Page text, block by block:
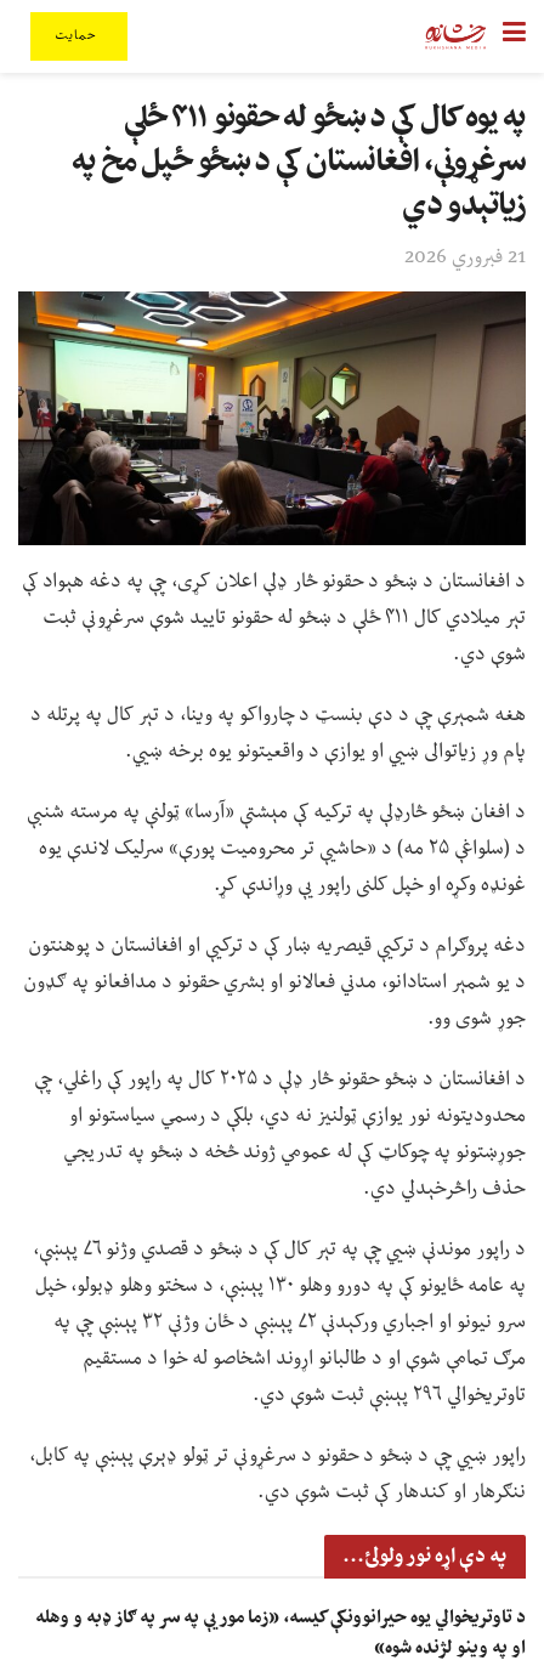
حمایت
په یوه کال کې د ښځو له حقونو ۴۱۱ ځلې
سرغړونې، افغانستان کې د ښځو ځپل مخ په
زیاتېدو دي
21 فبروري 2026
د افغانستان د ښځو د حقونو څار ډلې اعلان کړی، چې په دغه هېواد کې
تېر میلادي کال ۴۱۱ ځلې د ښځو له حقونو تایید شوې سرغړونې ثبت
شوې دي.
هغه شمېرې چې د دې بنسټ د چارواکو په وینا، د تېر کال په پرتله د
پام وړ زیاتوالی ښيي او یوازې د واقعیتونو یوه برخه ښيي.
د افغان ښځو څارډلې په ترکیه کې مېشتې «آرسا» ټولنې په مرسته شنبې
د (سلواغې ۲۵ مه) د «حاشیې تر محرومیت پورې» سرلیک لاندې یوه
غونډه وکړه او خپل کلنی راپور یې وړاندې کړ.
دغه پروګرام د ترکیې قیصریه ښار کې د ترکیې او افغانستان د پوهنتون
د یو شمېر استادانو، مدني فعالانو او بشري حقونو د مدافعانو په ګډون
جوړ شوی وو.
د افغانستان د ښځو حقونو څار ډلې د ۲۰۲۵ کال په راپور کې راغلي، چې
محدودیتونه نور یوازې ټولنیز نه دي، بلکې د رسمي سیاستونو او
جوړښتونو په چوکاټ کې له عمومي ژوند څخه د ښځو په تدریجي
حذف راڅرخېدلي دي.
د راپور موندنې ښيي چې په تېر کال کې د ښځو د قصدي وژنو ۷۶ پېښې،
په عامه ځایونو کې په دورو وهلو ۱۳۰ پېښې، د سختو وهلو ډبولو، خپل
سرو نیونو او اجباري ورکېدنې ۷۲ پېښې د ځان وژنې ۳۲ پېښې چې په
مرګ تمامې شوې او د طالبانو اړوند اشخاصو له خوا د مستقیم
تاوتریخوالي ۲۹۶ پېښې ثبت شوې دي.
راپور ښيي چې د ښځو د حقونو د سرغړونې تر ټولو ډېرې پېښې په کابل،
ننګرهار او کندهار کې ثبت شوې دي.
په دې اړه نور ولولئ...
د تاوتریخوالي یوه حیرانوونکې کیسه، «زما مور یې په سر په ګاز ډبه و وهله
او په وینو لژنده شوه»